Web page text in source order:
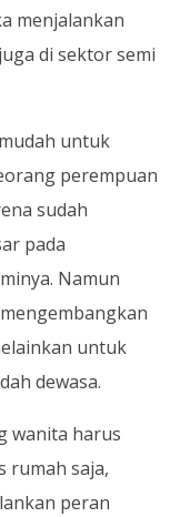
menjalankan
di sektor semi
untuk
perempuan
sudah
pada
Namun
untuk
dewasa.
wanita harus
rumah saja,
peran